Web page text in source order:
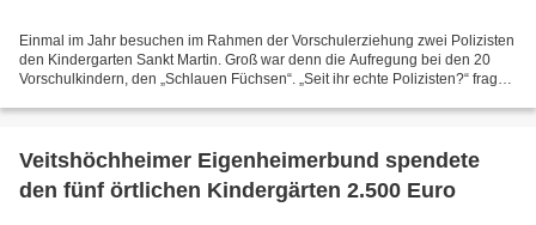
Einmal im Jahr besuchen im Rahmen der Vorschulerziehung zwei Polizisten
den Kindergarten Sankt Martin. Groß war denn die Aufregung bei den 20
Vorschulkindern, den „Schlauen Füchsen“. „Seit ihr echte Polizisten?“ fragen
Veitshöchheimer Eigenheimerbund spendete
den fünf örtlichen Kindergärten 2.500 Euro